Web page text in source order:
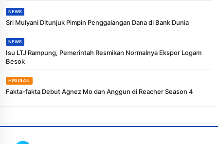
NEWS
Sri Mulyani Ditunjuk Pimpin Penggalangan Dana di Bank Dunia
NEWS
Isu LTJ Rampung, Pemerintah Resmikan Normalnya Ekspor Logam
Besok
HIBURAN
Fakta-fakta Debut Agnez Mo dan Anggun di Reacher Season 4